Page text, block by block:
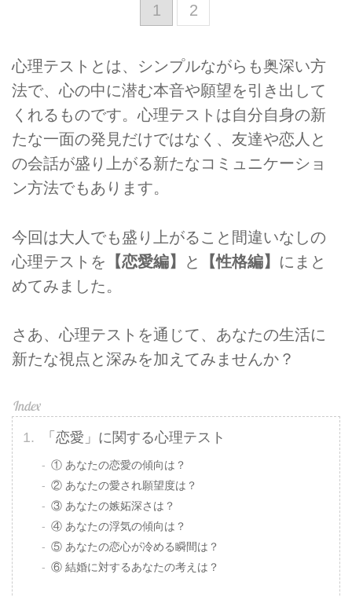
1 2
心理テストとは、シンプルながらも奥深い方
法で、心の中に潜む本音や願望を引き出して
くれるものです。心理テストは自分自身の新
たな一面の発見だけではなく、友達や恋人と
の会話が盛り上がる新たなコミュニケーショ
ン方法でもあります。
今回は大人でも盛り上がること間違いなしの
心理テストを 【恋愛編】 と 【性格編】 にまと
めてみました。
さあ、心理テストを通じて、あなたの生活に
新たな視点と深みを加えてみませんか？
「恋愛」に関する心理テスト
① あなたの恋愛の傾向は？
② あなたの愛され願望度は？
③ あなたの嫉妬深さは？
④ あなたの浮気の傾向は？
⑤ あなたの恋心が冷める瞬間は？
⑥ 結婚に対するあなたの考えは？